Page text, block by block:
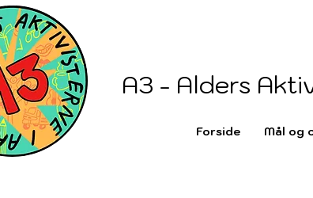
A3 - Alders
Forside Mål og